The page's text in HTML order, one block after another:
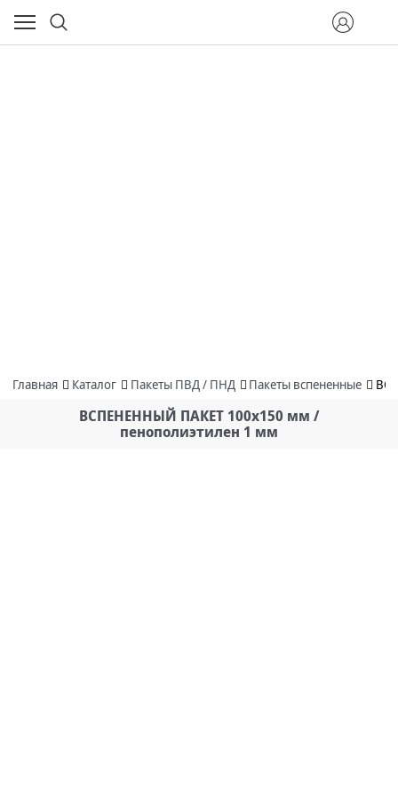
Главная Каталог Пакеты ПВД / ПНД Пакеты вспененные
ВСПЕНЕННЫЙ ПАКЕТ 100х150 мм /
пенополиэтилен 1 мм